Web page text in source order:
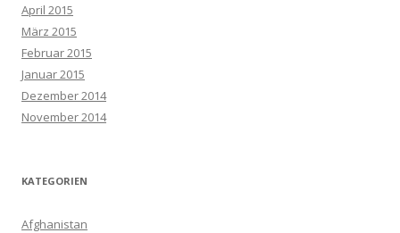
April 2015
März 2015
Februar 2015
Januar 2015
Dezember 2014
November 2014
KATEGORIEN
Afghanistan